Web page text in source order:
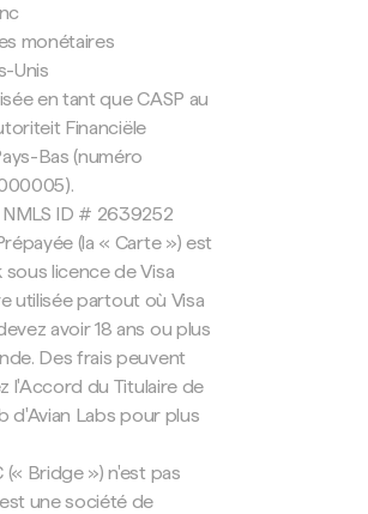
monétaires
Unis
en tant que CASP au
Financiële
Bas (numéro
NMLS ID # 2639252
(la « Carte ») est
sous licence de Visa
utilisée partout où Visa
avoir 18 ans ou plus
Des frais peuvent
l'Accord du Titulaire de
d'Avian Labs pour plus
Bridge ») n'est pas
une société de